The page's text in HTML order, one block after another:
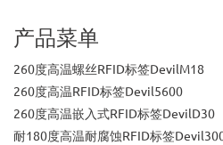
产品菜单
260度高温螺丝RFID标签DevilM18
260度高温RFID标签Devil5600
260度高温嵌入式RFID标签DevilD30
耐180度高温耐腐蚀RFID标签